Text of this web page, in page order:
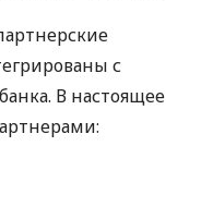
с
В настоящее